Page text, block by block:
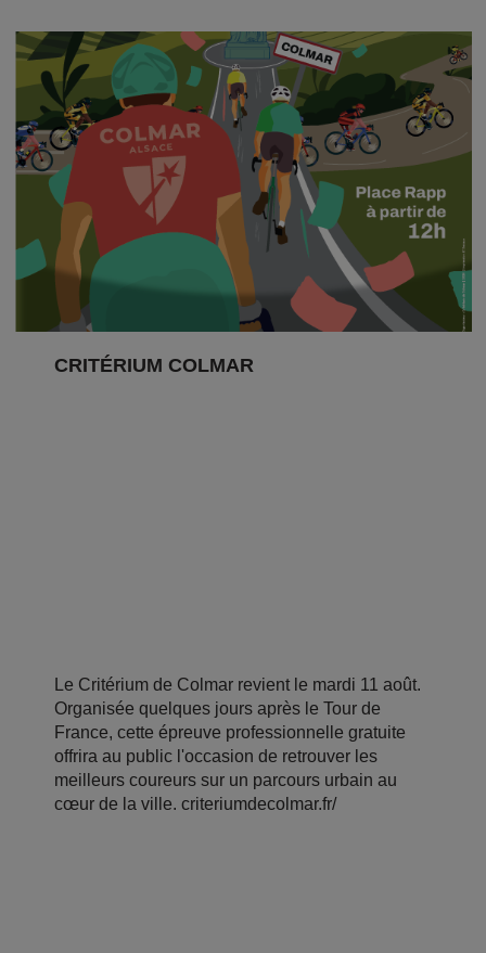
CRITÉRIUM COLMAR
Le Critérium de Colmar revient le mardi 11 août.
Organisée quelques jours après le Tour de
France, cette épreuve professionnelle gratuite
offrira au public l'occasion de retrouver les
meilleurs coureurs sur un parcours urbain au
cœur de la ville. criteriumdecolmar.fr/